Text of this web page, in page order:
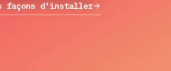
façons d'installer